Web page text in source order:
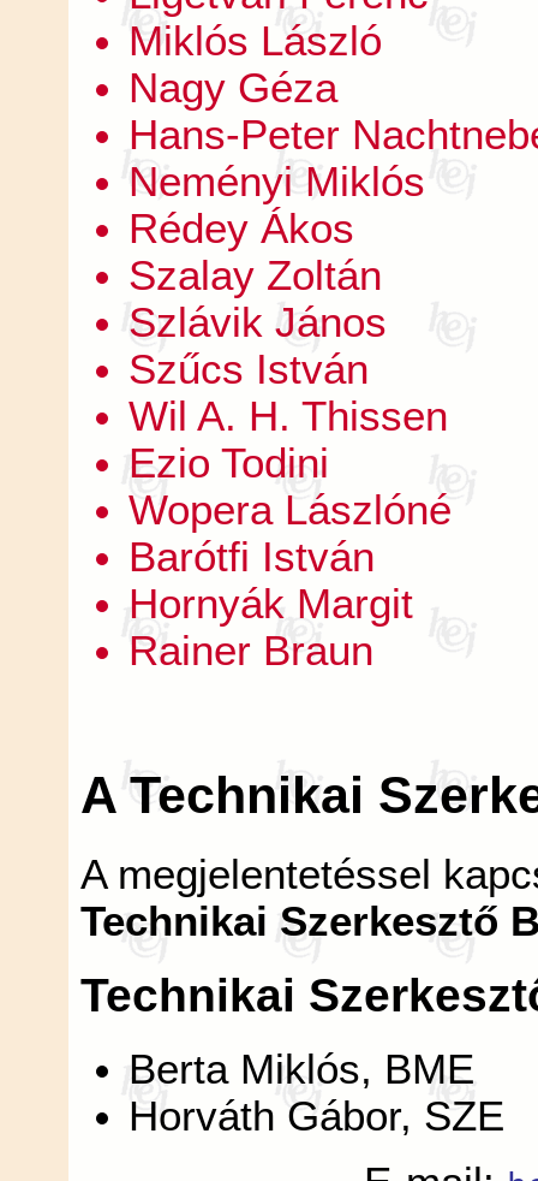
Miklós László
Nagy Géza
Hans-Peter
Neményi Miklós
Rédey Ákos
Szalay Zoltán
Szlávik János
Szűcs István
Wil A. H. Thissen
Ezio Todini
Wopera Lászlóné
Barótfi István
Hornyák Margit
Rainer Braun
A Technikai
A megjelentetéssel
Technikai Szerkesztő
Technikai
Berta Miklós, BME
Horváth Gábor, SZE